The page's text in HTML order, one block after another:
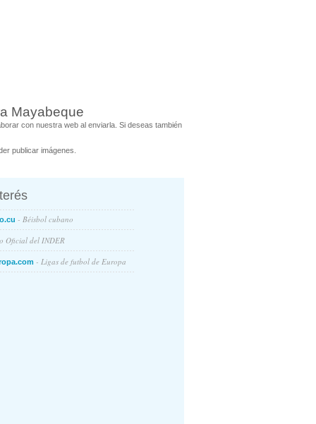
Mayabeque
con nuestra web al enviarla. Si deseas también
publicar imágenes.
- Béisbol cubano
Oficial del INDER
- Ligas de futbol de Europa